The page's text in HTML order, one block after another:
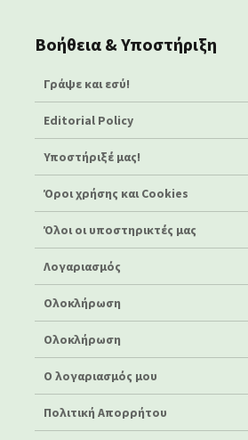
Βοήθεια & Υποστήριξη
Γράψε και εσύ!
Editorial Policy
Υποστήριξέ μας!
Όροι χρήσης και Cookies
Όλοι οι υποστηρικτές μας
Λογαριασμός
Ολοκλήρωση
Ολοκλήρωση
Ο λογαριασμός μου
Πολιτική Απορρήτου